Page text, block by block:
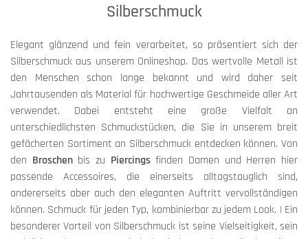
Silberschmuck
Elegant glänzend und fein verarbeitet, so präsentiert sich der
Silberschmuck aus unserem Onlineshop. Das wertvolle Metall ist
den Menschen schon lange bekannt und wird daher seit
Jahrtausenden als Material für hochwertige Geschmeide aller Art
verwendet. Dabei entsteht eine große Vielfalt an
unterschiedlichsten Schmuckstücken, die Sie in unserem breit
gefächerten Sortiment an Silberschmuck entdecken können. Von
den Broschenbis zu Piercingsfinden Damen und Herren hier
passende Accessoires, die einerseits alltagstauglich sind,
andererseits aber auch den eleganten Auftritt vervollständigen
können. Schmuck für jeden Typ, kombinierbar zu jedem Look. | Ein
besonderer Vorteil von Silberschmuck ist seine Vielseitigkeit, sein